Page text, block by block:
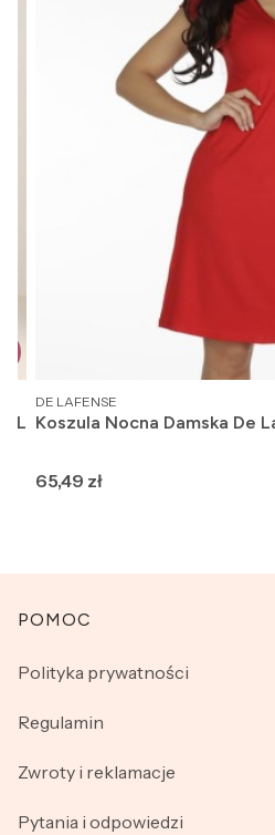
PRODUCENT
DE LAFENSE
Koszula Nocna Damska De
Cena
65,49 zł
Linki w stopce
POMOC
Polityka prywatności
Regulamin
Zwroty i reklamacje
Pytania i odpowiedzi